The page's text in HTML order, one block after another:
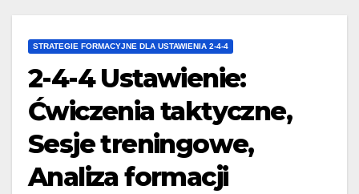
STRATEGIE FORMACYJNE DLA USTAWIENIA 2-4-4
2-4-4 Ustawienie:
Ćwiczenia taktyczne,
Sesje treningowe,
Analiza formacji